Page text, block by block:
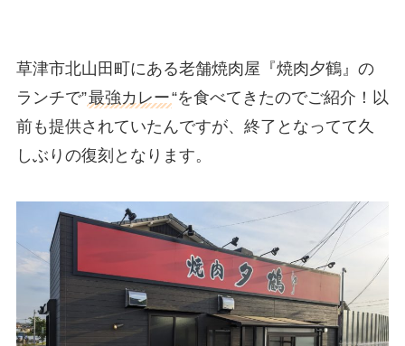
草津市北山田町にある老舗焼肉屋『焼肉夕鶴』の
ランチで”最強カレー“を食べてきたのでご紹介！以
前も提供されていたんですが、終了となってて久
しぶりの復刻となります。